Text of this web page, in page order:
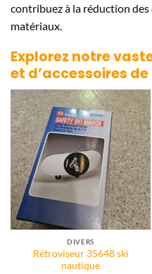
contribuez à la réduction
matériaux.
Explorez notre
et d’accessoires
DIVERS
Rétroviseur 35648 ski
nautique